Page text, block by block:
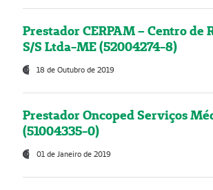
Prestador CERPAM – Centro de
S/S Ltda-ME (52004274-8)
18 de Outubro de 2019
Prestador Oncoped Serviços
(51004335-0)
01 de Janeiro de 2019